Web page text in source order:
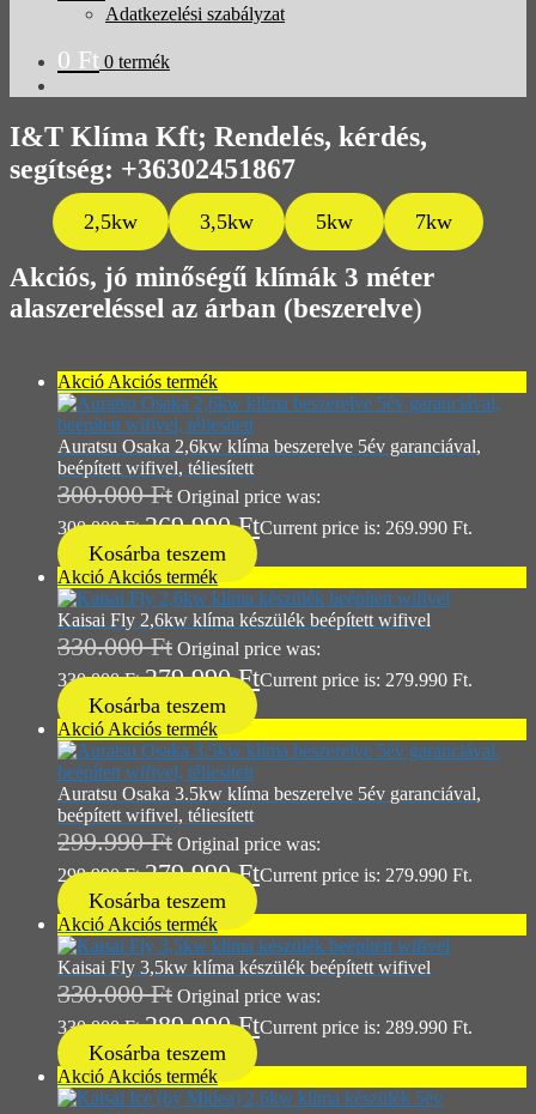
Adatkezelési szabályzat
0 Ft 0 termék
I&T Klíma Kft; Rendelés, kérdés,
segítség: +36302451867
2,5kw 3,5kw 5kw 7kw
Akciós, jó minőségű klímák 3 méter
alaszereléssel az árban (beszerelve)
Akció Akciós termék
Auratsu Osaka 2,6kw klíma beszerelve 5év garanciával,
beépített wifivel, téliesített
300.000Ft Original price was:
300.000 Ft.269.990FtCurrent price is: 269.990 Ft.
Kosárba teszem
Akció Akciós termék
Kaisai Fly 2,6kw klíma készülék beépített wifivel
330.000Ft Original price was:
330.000 Ft.279.990FtCurrent price is: 279.990 Ft.
Kosárba teszem
Akció Akciós termék
Auratsu Osaka 3.5kw klíma beszerelve 5év garanciával,
beépített wifivel, téliesített
299.990Ft Original price was:
299.990 Ft.279.990FtCurrent price is: 279.990 Ft.
Kosárba teszem
Akció Akciós termék
Kaisai Fly 3,5kw klíma készülék beépített wifivel
330.000Ft Original price was:
330.000 Ft.289.990FtCurrent price is: 289.990 Ft.
Kosárba teszem
Akció Akciós termék